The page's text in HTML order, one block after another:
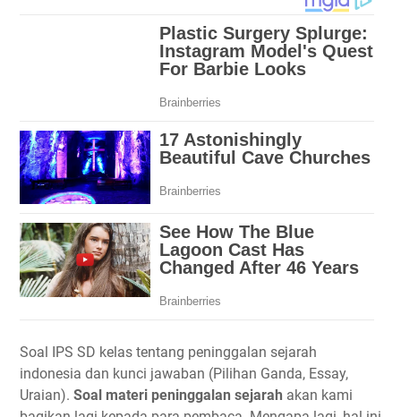
Soal IPS SD kelas tentang peninggalan sejarah
indonesia dan kunci jawaban (Pilihan Ganda, Essay,
Uraian). Soal materi peninggalan sejarah akan kami